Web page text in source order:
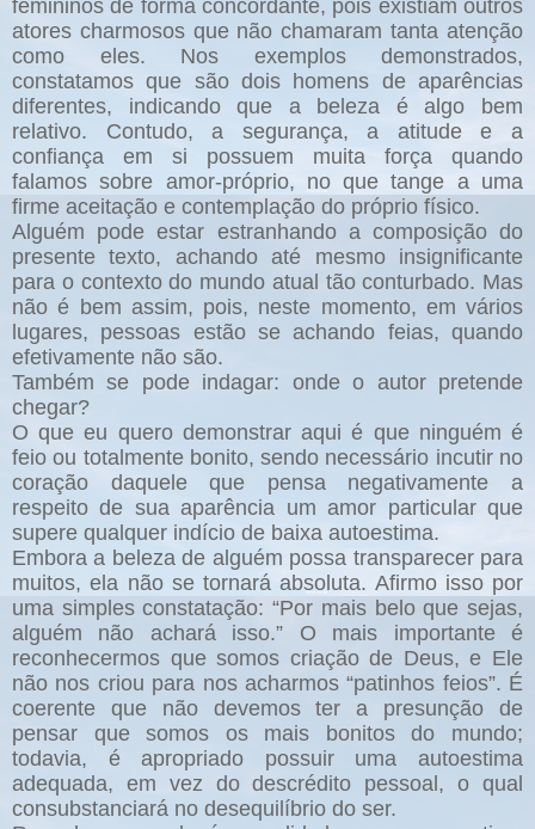
femininos de forma concordante, pois existiam outros
atores charmosos que não chamaram tanta atenção
como eles. Nos exemplos demonstrados,
constatamos que são dois homens de aparências
diferentes, indicando que a beleza é algo bem
relativo. Contudo, a segurança, a atitude e a
confiança em si possuem muita força quando
falamos sobre amor-próprio, no que tange a uma
firme aceitação e contemplação do próprio físico.
Alguém pode estar estranhando a composição do
presente texto, achando até mesmo insignificante
para o contexto do mundo atual tão conturbado. Mas
não é bem assim, pois, neste momento, em vários
lugares, pessoas estão se achando feias, quando
efetivamente não são.
Também se pode indagar: onde o autor pretende
chegar?
O que eu quero demonstrar aqui é que ninguém é
feio ou totalmente bonito, sendo necessário incutir no
coração daquele que pensa negativamente a
respeito de sua aparência um amor particular que
supere qualquer indício de baixa autoestima.
Embora a beleza de alguém possa transparecer para
muitos, ela não se tornará absoluta. Afirmo isso por
uma simples constatação: “Por mais belo que sejas,
alguém não achará isso.” O mais importante é
reconhecermos que somos criação de Deus, e Ele
não nos criou para nos acharmos “patinhos feios”. É
coerente que não devemos ter a presunção de
pensar que somos os mais bonitos do mundo;
todavia, é apropriado possuir uma autoestima
adequada, em vez do descrédito pessoal, o qual
consubstanciará no desequilíbrio do ser.